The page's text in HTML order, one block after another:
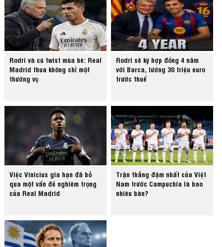
Rodri và cú twist mùa hè: Real
Madrid thua không chỉ một
thương vụ
Rodri sẽ ký hợp đồng 4 năm
với Barca, lương 30 triệu euro
trước thuế
Việc Vinicius gia hạn đã bỏ
qua một vấn đề nghiêm trọng
của Real Madrid
Trận thắng đậm nhất của Việt
Nam trước Campuchia là bao
nhiêu bàn?